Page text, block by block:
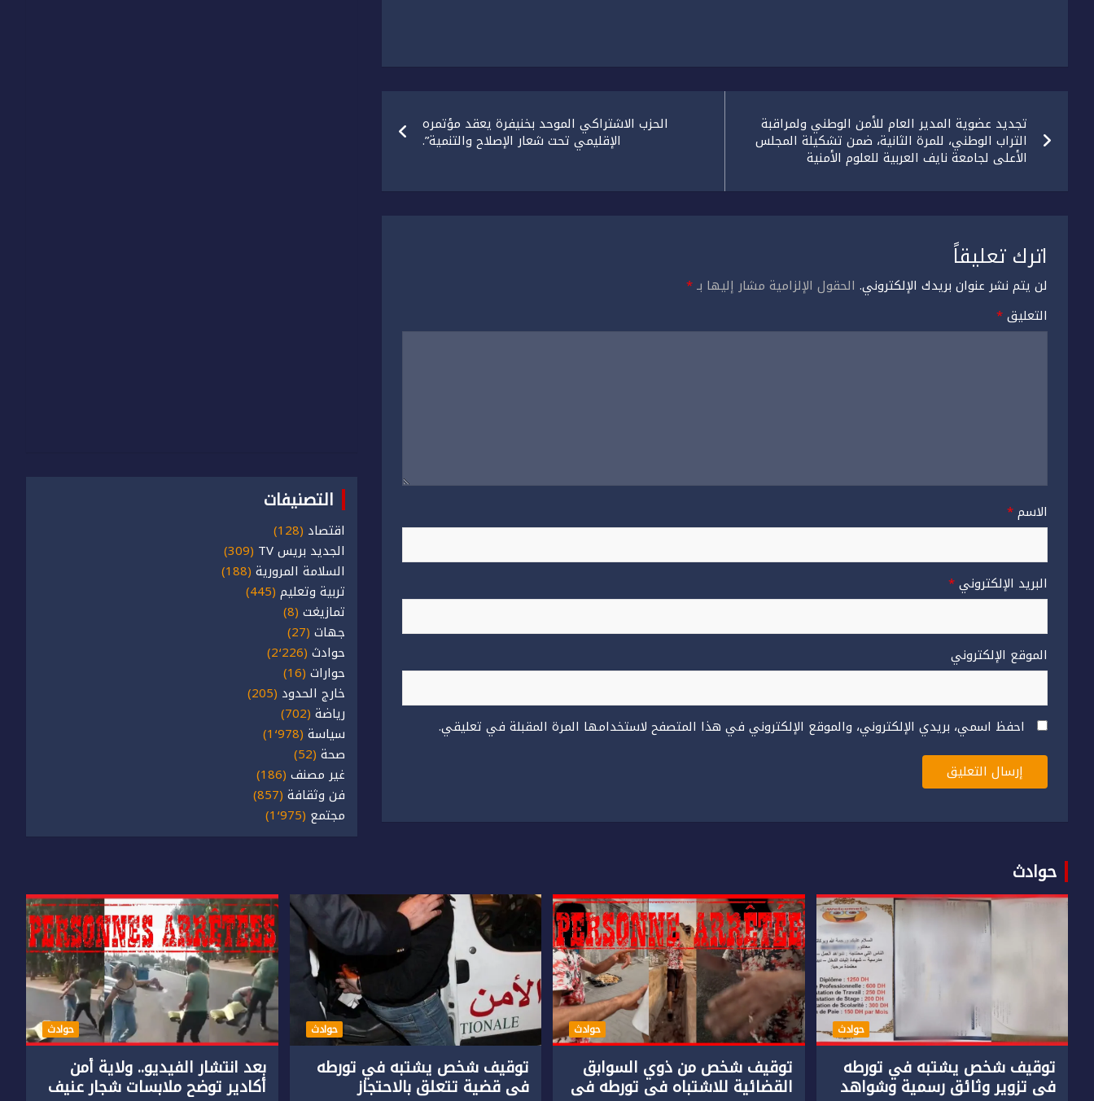
تصفّح
المقالات
تجديد عضوية المدير العام للأمن الوطني ولمراقبة
التراب الوطني، للمرة الثانية، ضمن تشكيلة المجلس
الأعلى لجامعة نايف العربية للعلوم الأمنية
الحزب الاشتراكي الموحد بخنيفرة يعقد مؤتمره
الإقليمي تحت شعار الإصلاح والتنمية”.
اترك تعليقاً
لن يتم نشر عنوان بريدك الإلكتروني. الحقول الإلزامية مشار إليها بـ*
التعليق*
الاسم*
البريد الإلكتروني*
الموقع الإلكتروني
احفظ اسمي، بريدي الإلكتروني، والموقع الإلكتروني في هذا المتصفح لاستخدامها المرة المقبلة في تعليقي.
التصنيفات
اقتصاد (128)
الجديد بريس TV
(309)
السلامة المرورية (188)
تربية وتعليم (445)
تمازيغت (8)
جهات (27)
حوادث (2٬226)
حوارات (16)
خارج الحدود (205)
رياضة (702)
سياسة (1٬978)
صحة (52)
غير مصنف (186)
فن وثقافة (857)
مجتمع (1٬975)
حوادث
حوادث
توقيف شخص يشتبه في تورطه
في تزوير وثائق رسمية وشواهد
حوادث
توقيف شخص من ذوي السوابق
القضائية للاشتباه في تورطه في
حوادث
توقيف شخص يشتبه في تورطه
في قضية تتعلق بالاحتجاز
حوادث
بعد انتشار الفيديو.. ولاية أمن
أكادير توضح ملابسات شجار عنيف